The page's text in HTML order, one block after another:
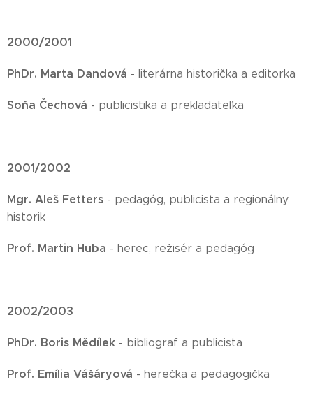
2000/2001
PhDr. Marta Dandová - literárna historička a editorka
Soňa Čechová - publicistika a prekladateľka
2001/2002
Mgr. Aleš Fetters - pedagóg, publicista a regionálny
historik
Prof. Martin Huba - herec, režisér a pedagóg
2002/2003
PhDr. Boris Mědílek - bibliograf a publicista
Prof. Emília Vášáryová - herečka a pedagogička